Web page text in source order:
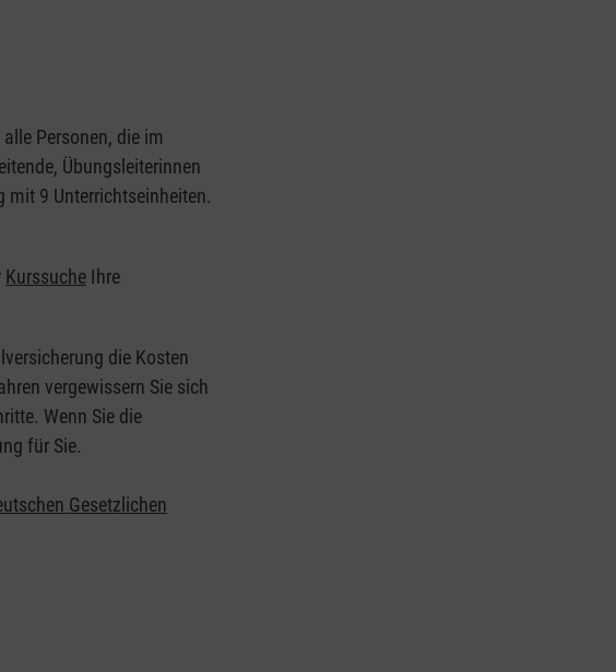
Personen, die im
Übungsleiterinnen
mit 9 Unterrichtseinheiten.
Kurssuche Ihre
die Kosten
vergewissern Sie sich
Wenn Sie die
für Sie.
Gesetzlichen